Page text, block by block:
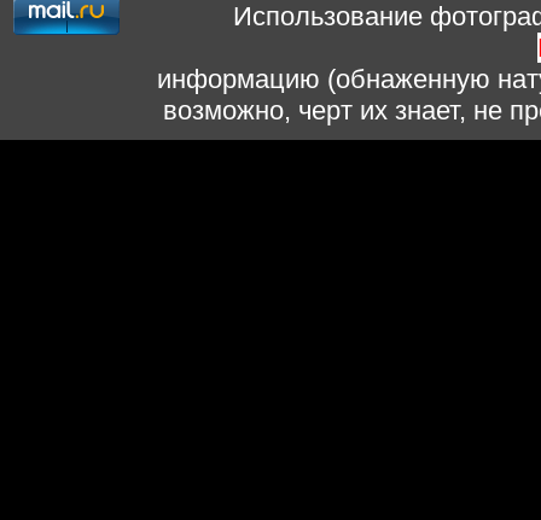
Использование
информацию (обнаженную
возможно, черт их знает, не